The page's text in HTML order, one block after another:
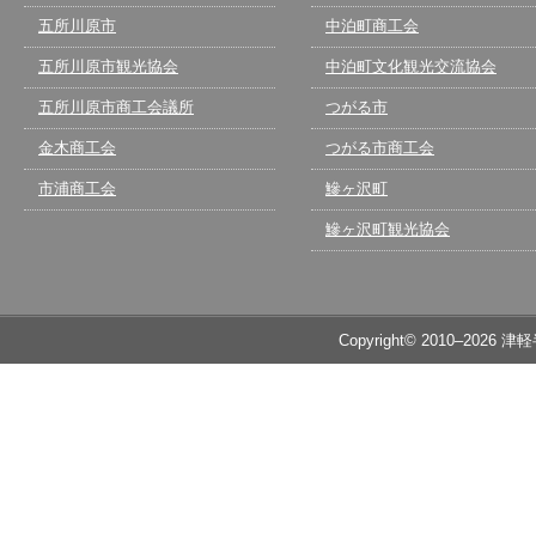
五所川原市
五所川原市観光協会
五所川原市商工会議所
金木商工会
市浦商工会
中泊町商工会
中泊町文化観光交流協会
つがる市
つがる市商工会
鰺ヶ沢町
鰺ヶ沢町観光協会
Copyright© 2010–2026 津